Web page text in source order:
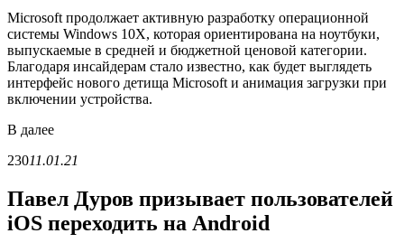
Microsoft продолжает активную разработку операционной
системы Windows 10X, которая ориентирована на ноутбуки,
выпускаемые в средней и бюджетной ценовой категории.
Благодаря инсайдерам стало известно, как будет выглядеть
интерфейс нового детища Microsoft и анимация загрузки при
включении устройства.
В далее
23011.01.21
Павел Дуров призывает пользователей
iOS переходить на Android